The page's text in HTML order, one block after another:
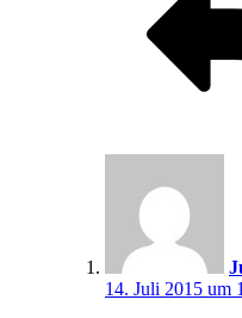
14. Juli 2015 um